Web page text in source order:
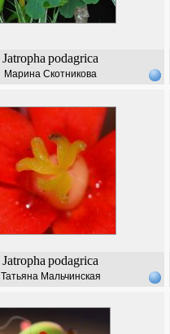
Jatropha podagrica
Марина Скотникова
Jatropha podagrica
Татьяна Мальчинская